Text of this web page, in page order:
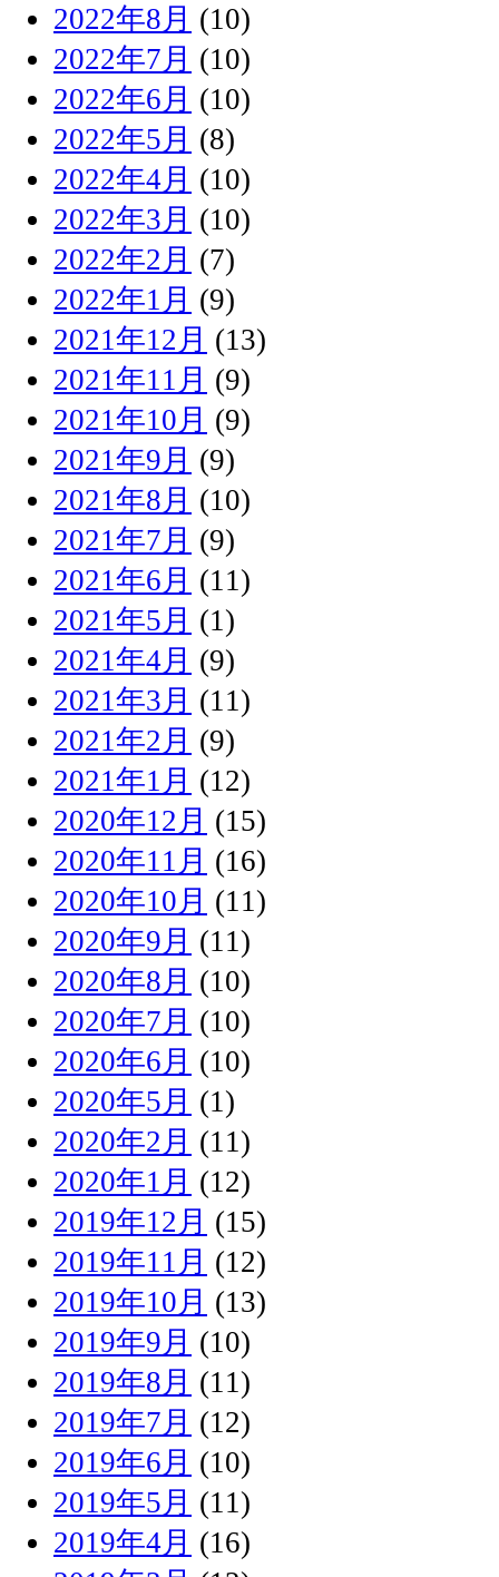
2022年8月 (10)
2022年7月 (10)
2022年6月 (10)
2022年5月 (8)
2022年4月 (10)
2022年3月 (10)
2022年2月 (7)
2022年1月 (9)
2021年12月 (13)
2021年11月 (9)
2021年10月 (9)
2021年9月 (9)
2021年8月 (10)
2021年7月 (9)
2021年6月 (11)
2021年5月 (1)
2021年4月 (9)
2021年3月 (11)
2021年2月 (9)
2021年1月 (12)
2020年12月 (15)
2020年11月 (16)
2020年10月 (11)
2020年9月 (11)
2020年8月 (10)
2020年7月 (10)
2020年6月 (10)
2020年5月 (1)
2020年2月 (11)
2020年1月 (12)
2019年12月 (15)
2019年11月 (12)
2019年10月 (13)
2019年9月 (10)
2019年8月 (11)
2019年7月 (12)
2019年6月 (10)
2019年5月 (11)
2019年4月 (16)